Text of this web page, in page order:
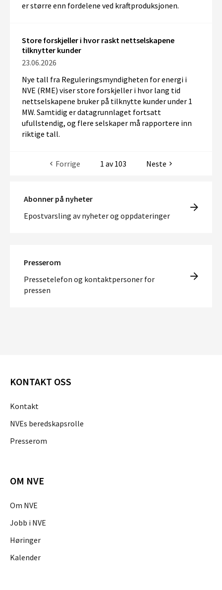
erstørre enn fordelene ved kraftproduksjonen.
Store forskjeller i hvor raskt nettselskapene
tilknytter kunder
23.06.2026
Nye tall fra Reguleringsmyndigheten for energi i
NVE (RME) viser store forskjeller i hvor lang tid
nettselskapene bruker på tilknytte kunder under 1
MW. Samtidig er datagrunnlaget fortsatt
ufullstendig, og flere selskaper må rapportere inn
riktige tall.
Forrige 1 av 103 Neste
Abonner på nyheter
Epostvarsling av nyheter og oppdateringer
Presserom
Pressetelefon og kontaktpersoner for
pressen
KONTAKT OSS
Kontakt
NVEs beredskapsrolle
Presserom
OM NVE
Om NVE
Jobb i NVE
Høringer
Kalender